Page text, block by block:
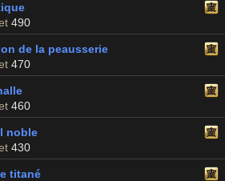
490
de la peausserie
470
460
noble
430
titané